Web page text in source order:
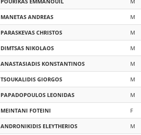
MANETAS ANDREAS M
PARASKEVAS CHRISTOS M
DIMTSAS NIKOLAOS M
ANASTASIADIS KONSTANTINOS M
TSOUKALIDIS GIORGOS M
PAPADOPOULOS LEONIDAS M
MEINTANI FOTEINI F
ANDRONIKIDIS ELEYTHERIOS M